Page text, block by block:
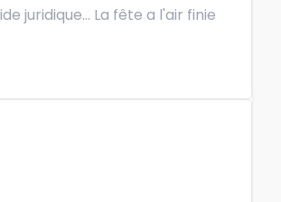
juridique... La fête a l'air finie